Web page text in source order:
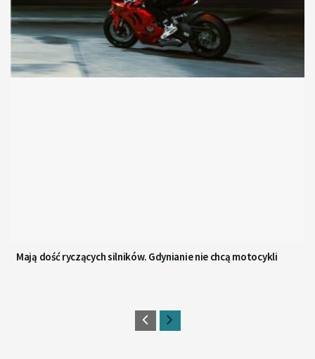
Mają dość ryczących silników. Gdynianie nie chcą motocykli